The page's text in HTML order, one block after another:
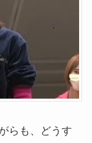
らも、どうす